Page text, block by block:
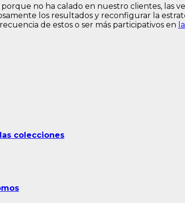
no ha calado en nuestro clientes, las
los resultados y reconfigurar la
de estos o ser más participativos en
colecciones